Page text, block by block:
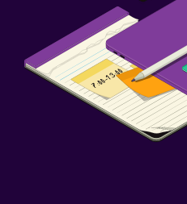
TV de pantalla plana
TV por cable o vía satélite
Sala de estar/TV compartida
Estacionamiento y transporte